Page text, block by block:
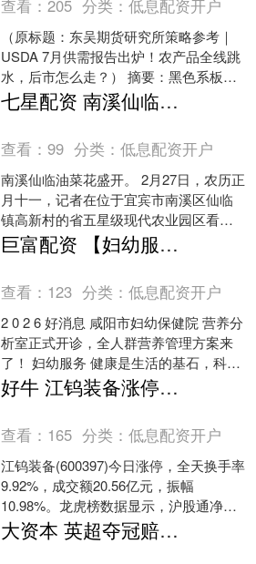
查看：205 分类：低息配资开户
（原标题：东吴期货研究所策略参考｜
USDA 7月供需报告出炉！农产品全线跳
水，后市怎么走？） 摘要：黑色系板
块：通胀低于预期，盘面延续反弹。能
源化工：美国CPI....
七星配资 南溪仙临万亩油菜花开引客来
查看：99 分类：低息配资开户
南溪仙临油菜花盛开。 2月27日，农历正
月十一，记者在位于宜宾市南溪区仙临
镇高新村的省五星级现代农业园区看
到，盛开的油菜花包裹着田野，阳光灿
烂，花开似锦。花田间....
巨富配资 【妇幼服务】好消息！咸阳市妇幼保健院营养分析室正式开诊，全人群营养管理方案来了！
查看： 123 分类：低息配资开户
2 0 2 6 好消息 咸阳市妇幼保健院 营养分
析室正式开诊，全人群营养管理方案来
了！ 妇幼服务 健康是生活的基石，科学
营养则是健康的源头！在快节奏的当
下，越来....
好牛 江钨装备涨停，沪股通净买入4863.59万元
查看： 165 分类：低息配资开户
江钨装备(600397)今日涨停，全天换手率
9.92%，成交额20.56亿元，振幅
10.98%。龙虎榜数据显示，沪股通净买
入4863.59万元，营业部席位合计净....
大资本 英超夺冠赔率：阿森纳曼城缠斗 1队悄悄上位